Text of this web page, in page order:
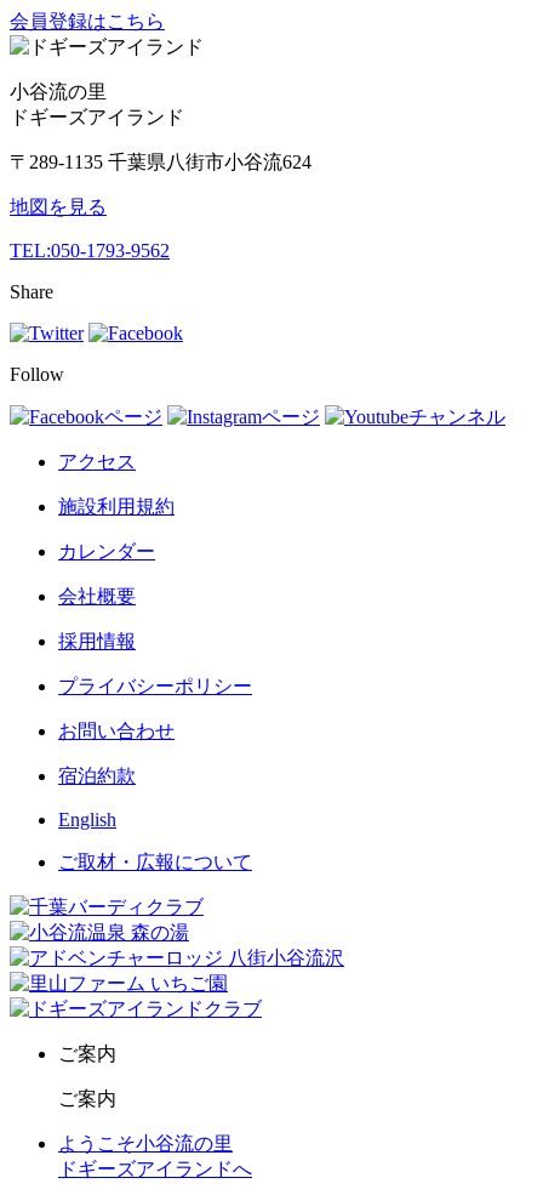
会員登録はこちら
小谷流の里
ドギーズアイランド
〒289-1135 千葉県八街市小谷流624
地図を見る
TEL:050-1793-9562
Share
Follow
アクセス
施設利用規約
カレンダー
会社概要
採用情報
プライバシーポリシー
お問い合わせ
宿泊約款
English
ご取材・広報について
ご案内
ご案内
ようこそ小谷流の里
ドギーズアイランドへ